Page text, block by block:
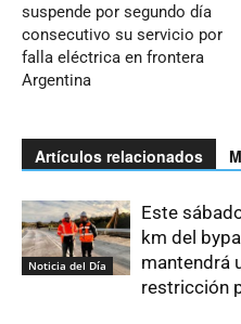
suspende por segundo día
consecutivo su servicio por
falla eléctrica en frontera
Argentina
Artículos relacionados
Noticia del Día
Este
km del
mantendrá
restricción